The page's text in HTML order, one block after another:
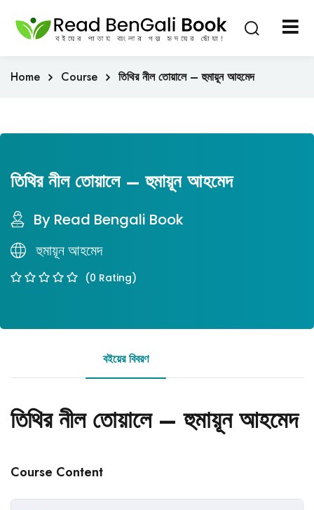
Home Course তিথির নীল তোয়ালে – হুমায়ূন আহমেদ
তিথির নীল তোয়ালে – হুমায়ূন আহমেদ
By Read Bengali Book
হুমায়ূন আহমেদ
(0 Rating)
বইয়ের বিবরণ
তিথির নীল তোয়ালে – হুমায়ূন আহমেদ
Course Content
Sign in Sign up
Sign in
Remember me